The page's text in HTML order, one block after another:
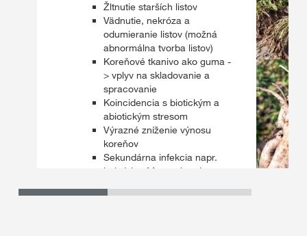
Žltnutie starších listov
Vädnutie, nekróza a
odumieranie listov (možná
abnormálna tvorba listov)
Koreňové tkanivo ako guma -
> vplyv na skladovanie a
spracovanie
Koincidencia s biotickým a
abiotickým stresom
Výrazné zníženie výnosu
koreňov
Sekundárna infekcia napr.
baktériou Macrophomina
dôsledok infekcie RTD